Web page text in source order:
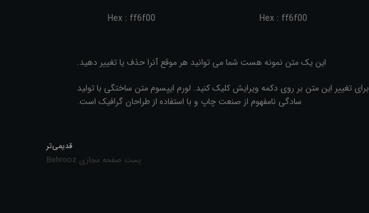
Hex : ff6f00
Hex : ff6f00
این یک متن نمونه هست شما می توانید هر موقع آنرا حذف یا تغییر دهید.
برای تغییر این متن بر روی دکمه ویرایش کلیک کنید. لورم ایپسوم متن ساختگی با تولید
سادگی نامفهوم از صنعت چاپ و با استفاده از طراحان گرافیک است.
قدیمی‌تر
پست صفحه مجازی Behrooz